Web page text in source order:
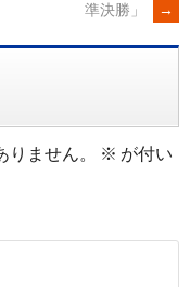
準決勝」
→
ません。 ※ が付い